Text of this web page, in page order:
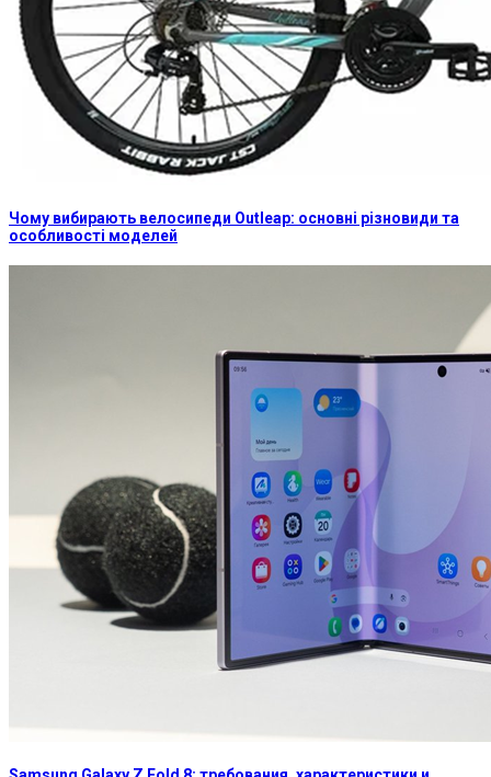
Чому вибирають велосипеди Outleap: основні різновиди та
особливості моделей